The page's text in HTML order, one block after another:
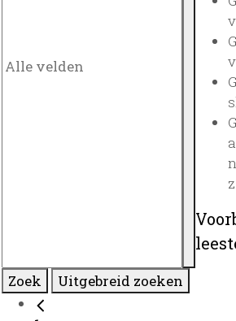
Zoek Uitgebreid zoeken